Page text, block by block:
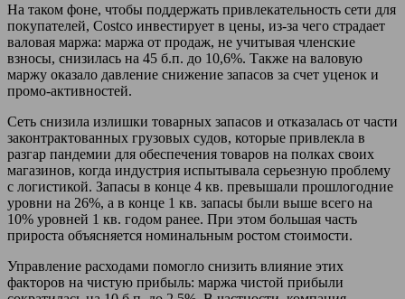
На таком фоне, чтобы поддержать привлекательность сети для
покупателей, Costco инвестирует в цены, из-за чего страдает
валовая маржа: маржа от продаж, не учитывая членские
взносы, снизилась на 45 б.п. до 10,6%. Также на валовую
маржу оказало давление снижение запасов за счет уценок и
промо-активностей.
Сеть снизила излишки товарных запасов и отказалась от части
законтрактованных грузовых судов, которые привлекла в
разгар пандемии для обеспечения товаров на полках своих
магазинов, когда индустрия испытывала серьезную проблему
с логистикой. Запасы в конце 4 кв. превышали прошлогодние
уровни на 26%, а в конце 1 кв. запасы были выше всего на
10% уровней 1 кв. годом ранее. При этом большая часть
прироста объясняется номинальным ростом стоимости.
Управление расходами помогло снизить влияние этих
факторов на чистую прибыль: маржа чистой прибыли